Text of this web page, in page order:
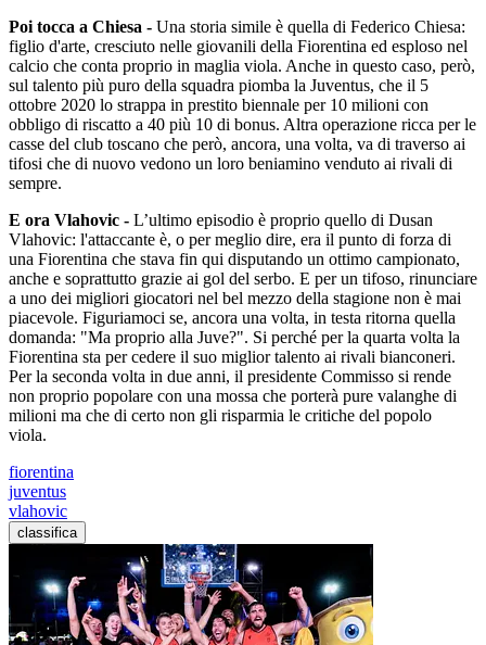
Poi tocca a Chiesa - Una storia simile è quella di Federico Chiesa:
figlio d'arte, cresciuto nelle giovanili della Fiorentina ed esploso nel
calcio che conta proprio in maglia viola. Anche in questo caso, però,
sul talento più puro della squadra piomba la Juventus, che il 5
ottobre 2020 lo strappa in prestito biennale per 10 milioni con
obbligo di riscatto a 40 più 10 di bonus. Altra operazione ricca per le
casse del club toscano che però, ancora, una volta, va di traverso ai
tifosi che di nuovo vedono un loro beniamino venduto ai rivali di
sempre.
E ora Vlahovic - L’ultimo episodio è proprio quello di Dusan
Vlahovic: l'attaccante è, o per meglio dire, era il punto di forza di
una Fiorentina che stava fin qui disputando un ottimo campionato,
anche e soprattutto grazie ai gol del serbo. E per un tifoso, rinunciare
a uno dei migliori giocatori nel bel mezzo della stagione non è mai
piacevole. Figuriamoci se, ancora una volta, in testa ritorna quella
domanda: "Ma proprio alla Juve?". Si perché per la quarta volta la
Fiorentina sta per cedere il suo miglior talento ai rivali bianconeri.
Per la seconda volta in due anni, il presidente Commisso si rende
non proprio popolare con una mossa che porterà pure valanghe di
milioni ma che di certo non gli risparmia le critiche del popolo
viola.
fiorentina
juventus
vlahovic
classifica